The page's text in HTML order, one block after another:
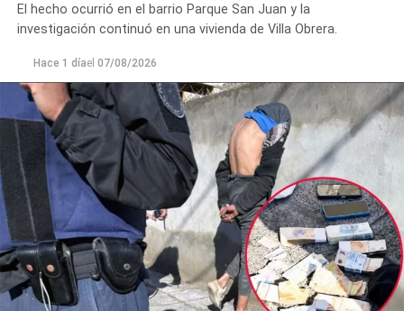
efectivos, el hombre fue demorado con el objetivo de
mayor gravedad.
El hecho ocurrió en el barrio Parque San Juan y la
investigación continuó en una vivienda de Villa Obrera.
Hace 1 díael 07/08/2026